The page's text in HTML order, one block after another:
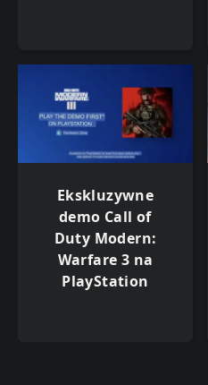
Ekskluzywne
demo Call of
Duty Modern:
Warfare 3 na
PlayStation